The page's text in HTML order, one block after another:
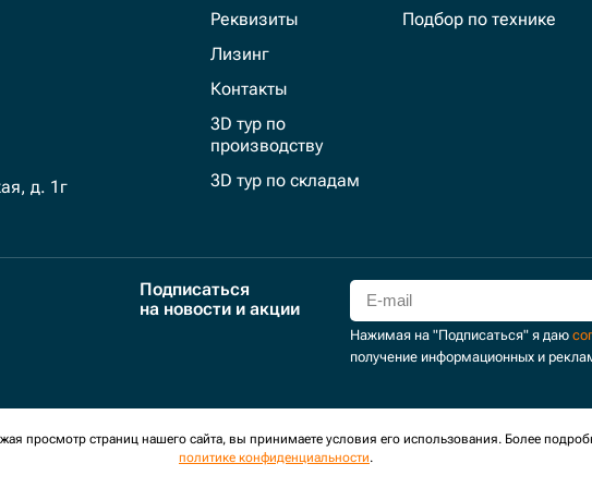
д. 1г
Реквизиты
Лизинг
Контакты
3D тур по
производству
3D тур по складам
Подбор по технике
Подписаться
на новости и акции
Нажимая на "Подписаться" я даю
получение информационных и
cookies для сбора обезличенных персональных данных. Оставаясь на
просмотр страниц нашего сайта, вы принимаете условия его использования. Более
политике конфиденциальности.